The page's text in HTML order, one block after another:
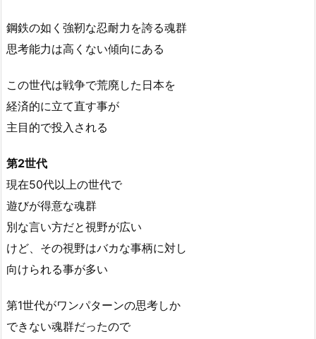
鋼鉄の如く強靭な忍耐力を誇る魂群
思考能力は高くない傾向にある
この世代は戦争で荒廃した日本を
経済的に立て直す事が
主目的で投入される
第2世代
現在50代以上の世代で
遊びが得意な魂群
別な言い方だと視野が広い
けど、その視野はバカな事柄に対し
向けられる事が多い
第1世代がワンパターンの思考しか
できない魂群だったので